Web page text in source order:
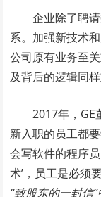
企业除了聘
系。加强新技术
公司原有业务至
及背后的逻辑同样
2017年，GE
新入职的员工都
会写软件的程序
术’，员工是必须
“致股东的一封信